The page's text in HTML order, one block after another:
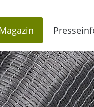
Magazin